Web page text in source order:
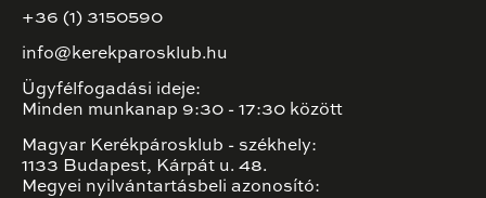
+36 (1) 3150590
info@kerekparosklub.hu
Ügyfélfogadási ideje:
Minden munkanap 9:30 - 17:30 között
Magyar Kerékpárosklub - székhely:
1133 Budapest, Kárpát u. 48.
Megyei nyilvántartásbeli azonosító: